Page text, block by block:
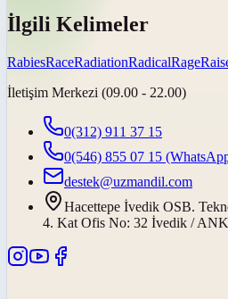
İlgili Kelimeler
RabiesRaceRadiationRadicalRage
İletişim Merkezi (09.00 - 22.00)
0(312) 911 37 15
0(546) 855 07 15
destek@uzmandil.com
Hacettepe İvedik OSB.
4. Kat Ofis No: 32 İvedik /